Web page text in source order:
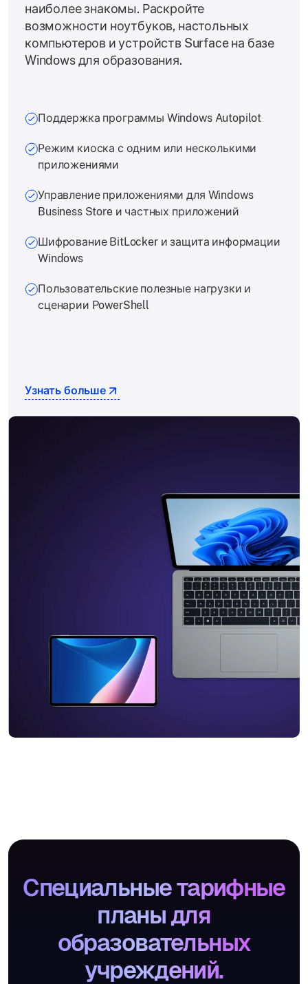
наиболее знакомы. Раскройте
возможности ноутбуков, настольных
компьютеров и устройств Surface на базе
Windows для образования.
Поддержка программы Windows Autopilot
Режим киоска с одним или несколькими
приложениями
Управление приложениями для Windows
Business Store и частных приложений
Шифрование BitLocker и защита информации
Windows
Пользовательские полезные нагрузки и
сценарии PowerShell
Узнать больше
Специальные тарифные
планы для
образовательных
учреждений.